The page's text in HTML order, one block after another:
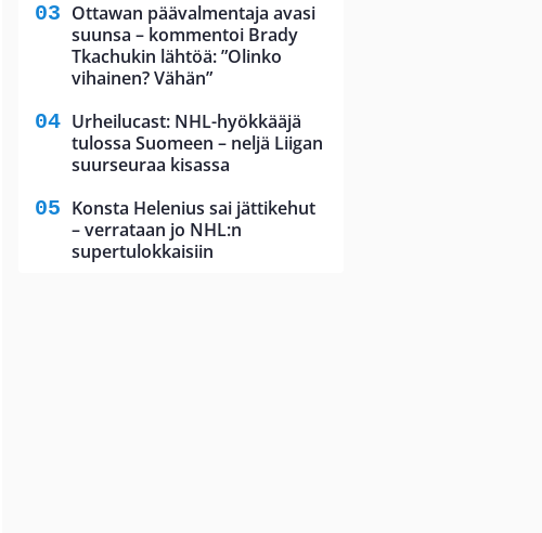
Ottawan päävalmentaja avasi
suunsa – kommentoi Brady
Tkachukin lähtöä: ”Olinko
vihainen? Vähän”
Urheilucast: NHL-hyökkääjä
tulossa Suomeen – neljä Liigan
suurseuraa kisassa
Konsta Helenius sai jättikehut
– verrataan jo NHL:n
supertulokkaisiin